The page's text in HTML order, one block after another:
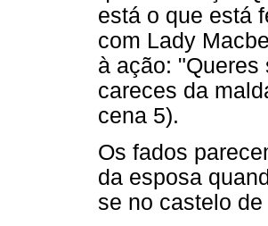
está o que está
com Lady
à ação:
careces da
cena 5).
Os fados
da esposa
se no castelo de